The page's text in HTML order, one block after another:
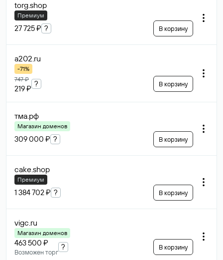
torg.shop
Премиум
27 725 ₽ ? В корзину
a202.ru
-71%
747 ₽
219 ₽
? В корзину
тма.рф
Магазин доменов
309 000 ₽ ? В корзину
cake.shop
Премиум
1 384 702 ₽ ? В корзину
vigc.ru
Магазин доменов
463 500 ₽
Возможен торг
? В корзину